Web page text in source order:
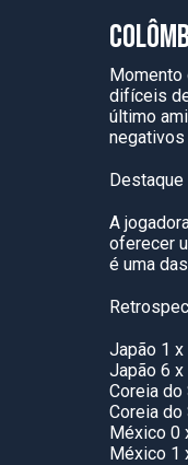
Momento
difíceis
último
negativos
A
oferecer
é uma
Japão 1
Japão 6
Coreia do
Coreia do
México 0
México 1